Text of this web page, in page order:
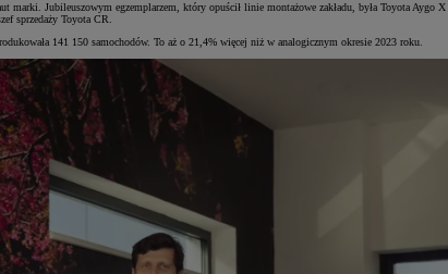
Jubileuszowym egzemplarzem, który opuścił linie montażowe zakładu, była Toyota
sprzedaży Toyota CR.
141 150 samochodów. To aż o 21,4% więcej niż w analogicznym okresie 2023 roku.